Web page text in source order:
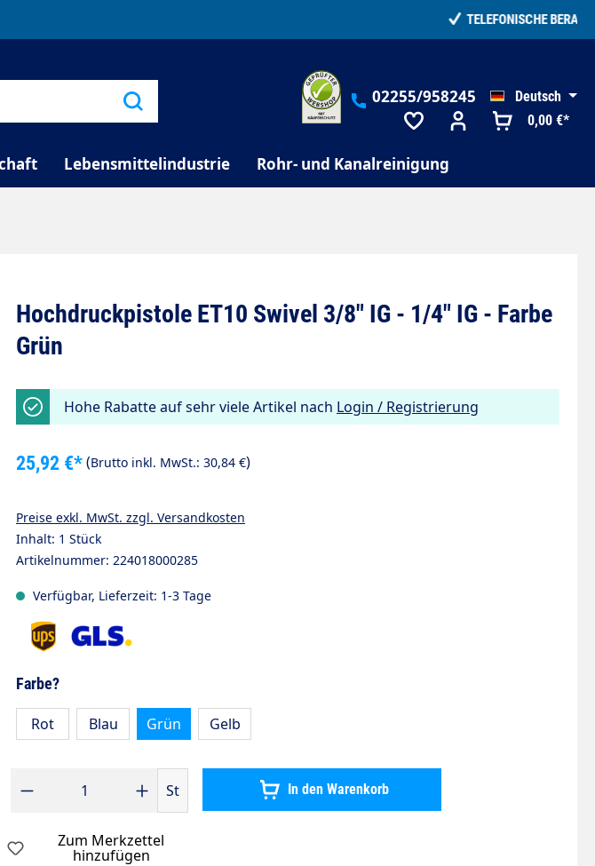
0,00 €*
02255/958245 Deutsch
Lebensmittelindustrie Rohr- und Kanalreinigung
Hochdruckpistole ET10 Swivel 3/8" IG - 1/4" IG - Farbe
Grün
Hohe Rabatte auf sehr viele Artikel nach Login / Registrierung
25,92 €*(Brutto inkl. MwSt.: 30,84 €)
Preise exkl. MwSt. zzgl. Versandkosten
Inhalt: 1 Stück
Artikelnummer: 224018000285
Verfügbar, Lieferzeit: 1-3 Tage
Farbe?auswählen
Rot Blau Grün Gelb
Produkt Anzahl: Gib den gewünschten Wert ein oder benutze die Schaltflächen um die Anzahl zu
St In den Warenkorb
Zum Merkzettel
hinzufügen